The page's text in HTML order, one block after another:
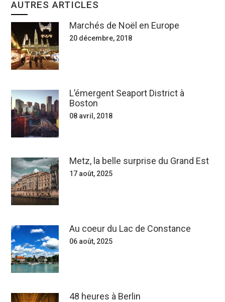
AUTRES ARTICLES
Marchés de Noël en Europe
20 décembre, 2018
L’émergent Seaport District à
Boston
08 avril, 2018
Metz, la belle surprise du Grand Est
17 août, 2025
Au coeur du Lac de Constance
06 août, 2025
48 heures à Berlin